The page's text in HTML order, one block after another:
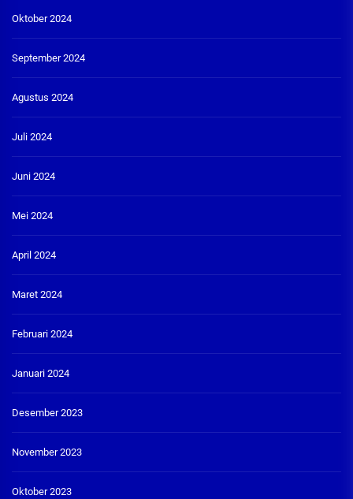
Oktober 2024
September 2024
Agustus 2024
Juli 2024
Juni 2024
Mei 2024
April 2024
Maret 2024
Februari 2024
Januari 2024
Desember 2023
November 2023
Oktober 2023